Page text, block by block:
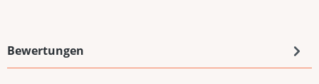
Bewertungen